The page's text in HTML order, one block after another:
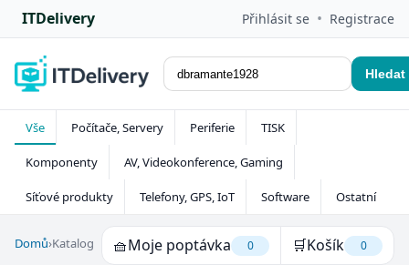
ITDelivery Přihlásit se • Registrace
Hledat
Vše Počítače, Servery Periferie TISK
Komponenty AV, Videokonference, Gaming
Síťové produkty Telefony, GPS, IoT Software Ostatní
Domů›Katalog 🧺Moje poptávka 0 🛒Košík 0